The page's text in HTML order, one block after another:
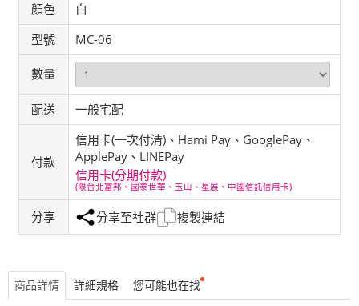
顏色
白
型號
MC-06
數量
配送 一般宅配
付款
信用卡(一次付清)、Hami Pay、GooglePay、
ApplePay、LINEPay
信用卡(分期付款)
(限台北富邦、國泰世華、玉山、星展、中國信託信用卡)
分享 分享至社群 複製連結
商品詳情 詳細規格 您可能也在找